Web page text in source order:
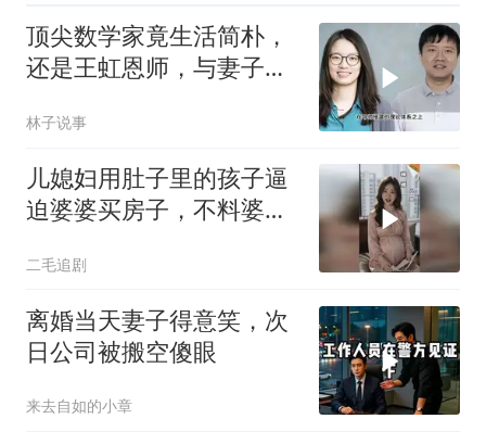
顶尖数学家竟生活简朴，
还是王虹恩师，与妻子合
林子说事
儿媳妇用肚子里的孩子逼
迫婆婆买房子，不料婆婆
二毛追剧
离婚当天妻子得意笑，次
日公司被搬空傻眼
来去自如的小章